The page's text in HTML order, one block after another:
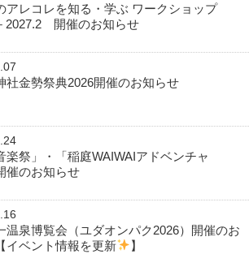
アレコレを知る・学ぶ ワークショップ
2027.2 開催のお知らせ
社金勢祭典2026開催のお知らせ
楽祭」・「稲庭WAIWAIアドベンチャ
のお知らせ
温泉博覧会（ユダオンパク2026）開催のお
イベント情報を更新
】